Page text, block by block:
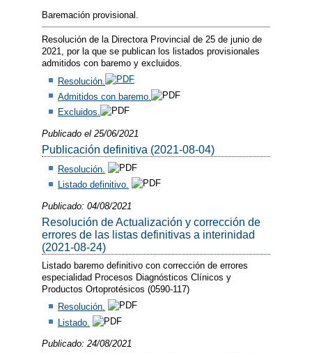
Baremación provisional.
Resolución de la Directora Provincial de 25 de junio de
2021, por la que se publican los listados provisionales
admitidos con baremo y excluidos.
Resolución.
Admitidos con baremo.
Excluidos.
Publicado el 25/06/2021
Publicación definitiva (2021-08-04)
Resolución.
Listado definitivo.
Publicado: 04/08/2021
Resolución de Actualización y corrección de
errores de las listas definitivas a interinidad
(2021-08-24)
Listado baremo definitivo con corrección de errores
especialidad Procesos Diagnósticos Clínicos y
Productos Ortoprotésicos (0590-117)
Resolución.
Listado.
Publicado: 24/08/2021